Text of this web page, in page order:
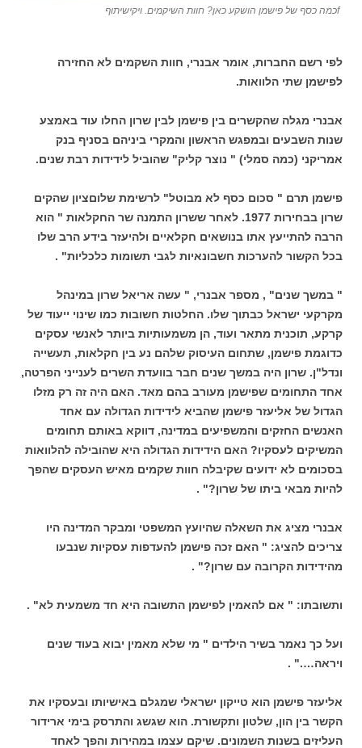
fכמה כסף של פישמן הושקע כאן? חוות השיקמים. ויקישיתוף
לפי רשם החברות, אומר אבנרי, חוות השקמים לא החזירה
לפישמן שתי הלוואות.
אבנרי מגלה שהקשרים בין פישמן לבין שרון החלו עוד באמצע
שנות השבעים ובמפגש הראשון והמקרי ביניהם בסניף בנק
אמריקני (כמה סמלי) " נוצר קליק" שהוביל לידידות רבת שנים.
פישמן תרם " סכום כסף לא מבוטל" לרשימת שלוםציון שהקים
שרון בבחירות 1977. לאחר ששרון התמנה שר החקלאות " הוא
הרבה להתייעץ אתו בנושאים חקלאיים ולהיעזר בידע הרב שלו
בכל הקשור להערכות חשבונאיות לגבי תשומות כלכליות" .
" במשך שנים" , מספר אבנרי, " עשה אריאל שרון במינהל
מקרקעי ישראל כבתוך שלו. החלטות חשובות כמו שינוי ייעוד של
קרקע, תוכנית מתאר ועוד, הן משמעותיות ביותר לאנשי עסקים
כדוגמת פישמן, שתחום העיסוק שלהם נע בין חקלאות, תעשייה
ונדל"ן. שרון היה במשך שנים חבר בוועדת השרים לענייני הפרטה,
אחד התחומים שפישמן מעורב בהם מאד. האם היה זה רק מזלו
הגדול של אליעזר פישמן שהביא לידידות הגדולה עם אחד
האנשים החזקים והמשפיעים במדינה, דווקא באותם תחומים
המשיקים לעסקיו? האם הידידות הגדולה היא שהובילה להלוואות
בסכומים לא ידועים שקיבלה חוות שקמים מאיש העסקים שהפך
להיות מבאי ביתו של שרון?" .
אבנרי מציג את השאלה שהיועץ המשפטי ומבקר המדינה היו
צריכים להציג: " האם זכה פישמן להעדפות עסקיות שנבעו
מהידידות הקרובה עם שרון?" .
ותשובתו: " אם להאמין לפישמן התשובה היא חד משמעית לא" .
ועל כך נאמר בשיר הילדים " מי שלא מאמין יבוא בעוד שנים
ויראה…." .
אליעזר פישמן הוא טייקון ישראלי שמגלם באישיותו ובעסקיו את
הקשר בין הון, שלטון ותקשורת. הוא שגשג והתרסק בימי ארידור
העליזים בשנות השמונים. שיקם עצמו במהירות והפך לאחד